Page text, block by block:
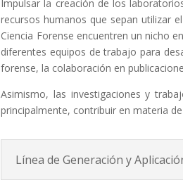
Impulsar la creación de los
recursos humanos que sepan utilizar
Ciencia Forense encuentren un nicho
diferentes equipos de trabajo para
forense, la colaboración en
Asimismo, las investigaciones y
principalmente, contribuir en materia
Línea de Generación y